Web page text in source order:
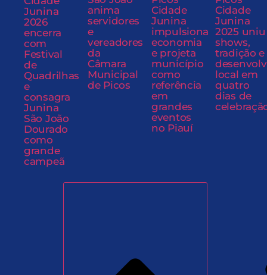
Junina
2026
encerra
com
Festival
de
Quadrilhas
e
consagra
Junina
São João
Dourado
como
grande
campeã
anima
servidores
e
vereadores
da
Câmara
Municipal
de Picos
Cidade
Junina
impulsiona
economia
e projeta
município
como
referência
em
grandes
eventos
no Piauí
Cidade
Junina
2025 uniu
shows,
tradição e
local em
quatro
dias de